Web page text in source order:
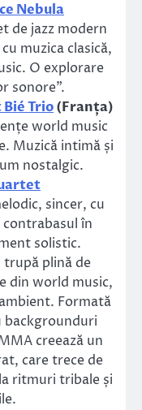
Nebula
de jazz modern
muzica clasică,
O explorare
sonore”.
Trio(Franța)
world music
Muzică intimă și
nostalgic.
sincer, cu
în
solistic.
trupă plină de
din world music,
Formată
backgrounduri
creează un
care trece de
ritmuri tribale și